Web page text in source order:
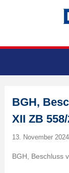
BGH,
XII ZB
13. November 2024
BGH, Beschluss